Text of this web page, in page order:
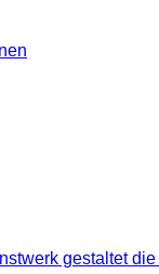
gestaltet